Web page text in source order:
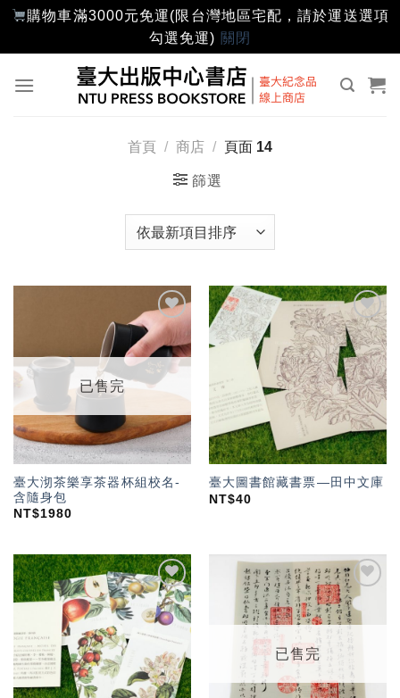
購物車滿3000元免運(限台灣地區宅配，請於運送選項
勾選免運) 關閉
首頁 / 商店 / 頁面 14
篩選
加入
「願
望輕
單」
已售完
臺大沏茶樂享茶器杯組校名-
含隨身包
NT$1980
加入
「願
望輕
單」
臺大圖書館藏書票—田中文庫
NT$40
加入
「願
望輕
單」
加入
「願
望輕
已售完